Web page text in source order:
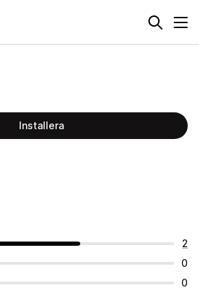
Installera
2
0
0